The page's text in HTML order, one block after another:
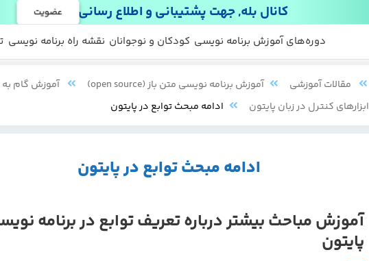
کانال بله, جهت پشتیبانی و اطلاع رسانی عضویت
دوره‌های آموزش برنامه نویسی
پکیج ها
منابع رایگان کودکان و نوجوانان نقشه راه برنامه نویسی
مقالات آموزشی آموزش برنامه نویسی متن باز (open source)
آموزش گام به
ابزارهای کنترل در زبان پایتون
ادامه مبحث توابع در پایتون
ادامه مبحث توابع در پایتون
آموزش مباحث بیشتر درباره تعریف توابع در برنامه
پایتون